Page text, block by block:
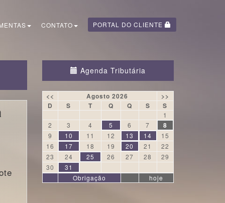
CONTATO PORTAL DO CLIENTE
Agenda Tributária
<< Agosto 2026
>>
D
S T Q Q S S
Obrigação hoje
1
2
3 4 5 6 7 8
9 10 11 12 13 14
15
16
17 18 19 20 21
22
23
24 25 26 27 28
29
30
31